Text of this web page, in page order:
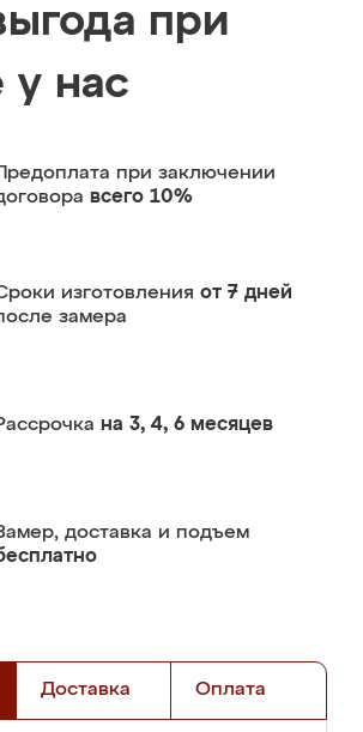
при
у нас
при заключении
всего 10%
изготовления от 7 дней
замера
на 3, 4, 6 месяцев
доставка и подъем
Доставка Оплата